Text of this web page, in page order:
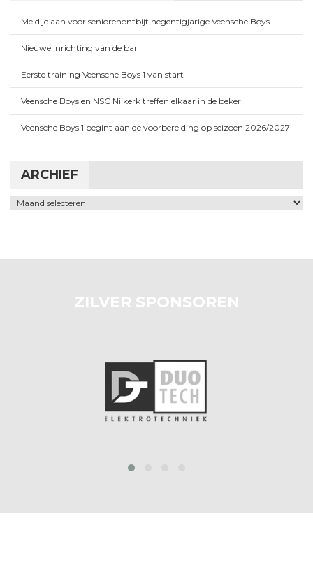
Meld je aan voor seniorenontbijt negentigjarige Veensche Boys
Nieuwe inrichting van de bar
Eerste training Veensche Boys 1 van start
Veensche Boys en NSC Nijkerk treffen elkaar in de beker
Veensche Boys 1 begint aan de voorbereiding op seizoen 2026/2027
ARCHIEF
Archief
ZILVER SPONSOREN
prev